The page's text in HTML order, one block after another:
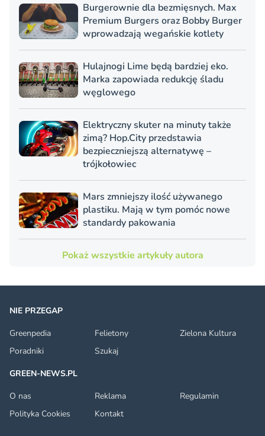
Burgerownie dla bezmięsnych. Max
Premium Burgers oraz Bobby Burger
wprowadzają wegańskie kotlety
Hulajnogi Lime będą bardziej eko.
Marka zapowiada redukcję śladu
węglowego
Elektryczny skuter na minuty także
zimą? Hop.City przedstawia
bezpieczniejszą alternatywę –
trójkołowiec
Mars zmniejszy ilość używanego
plastiku. Mają w tym pomóc nowe
standardy pakowania
Pokaż wszystkie artykuły autora
NIE PRZEGAP
Greenpedia
Felietony
Zielona Kultura
Poradniki
Szukaj
GREEN-NEWS.PL
O nas
Reklama
Regulamin
Polityka Cookies
Kontakt